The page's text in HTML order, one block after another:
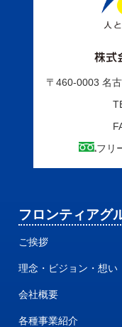
〒460-0003 名
フリ
フロンティアグ
ご挨拶
理念・ビジョン・想い
会社概要
各種事業紹介